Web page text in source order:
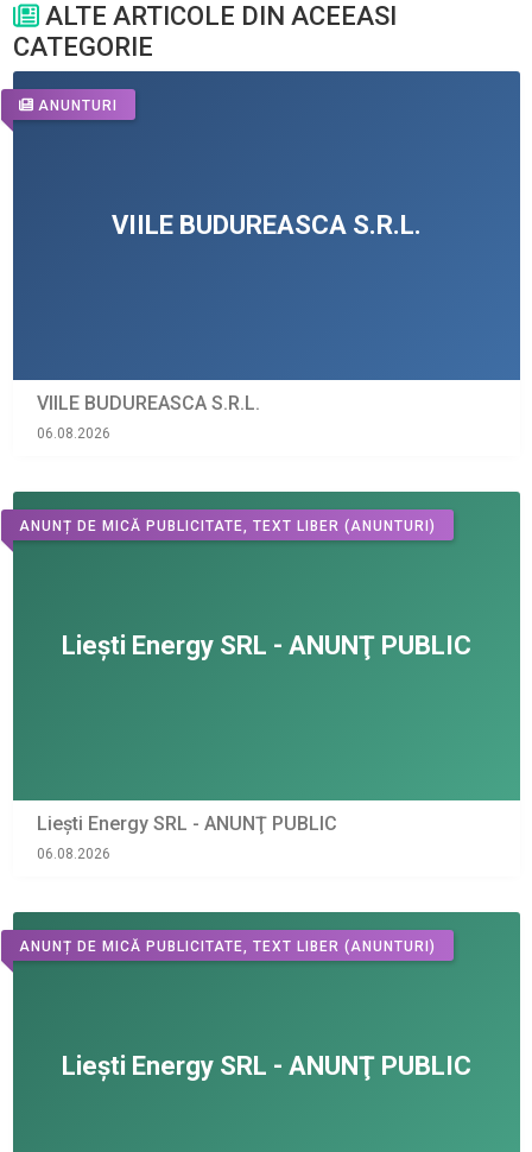
ALTE ARTICOLE DIN ACEEASI
CATEGORIE
ANUNTURI
VIILE BUDUREASCA S.R.L.
06.08.2026
ANUNȚ DE MICĂ PUBLICITATE, TEXT LIBER (ANUNTURI)
Liești Energy SRL - ANUNŢ PUBLIC
06.08.2026
ANUNȚ DE MICĂ PUBLICITATE, TEXT LIBER (ANUNTURI)